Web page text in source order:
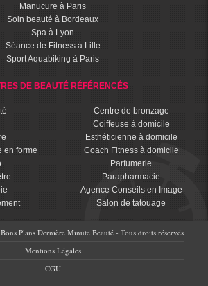
Manucure à Paris
Soin beauté à Bordeaux
Spa à Lyon
Séance de Fitness à Lille
Sport Aquabiking à Paris
DE BEAUTÉ RÉFÉRENCÉS
en forme
Centre de bronzage
Coiffeuse à domicile
Esthéticienne à domicile
Coach Fitness à domicile
Parfumerie
Parapharmacie
Agence Conseils en Image
Salon de tatouage
Plans Dernière Minute Beauté - Tous droits réservés
Mentions Légales
CGU